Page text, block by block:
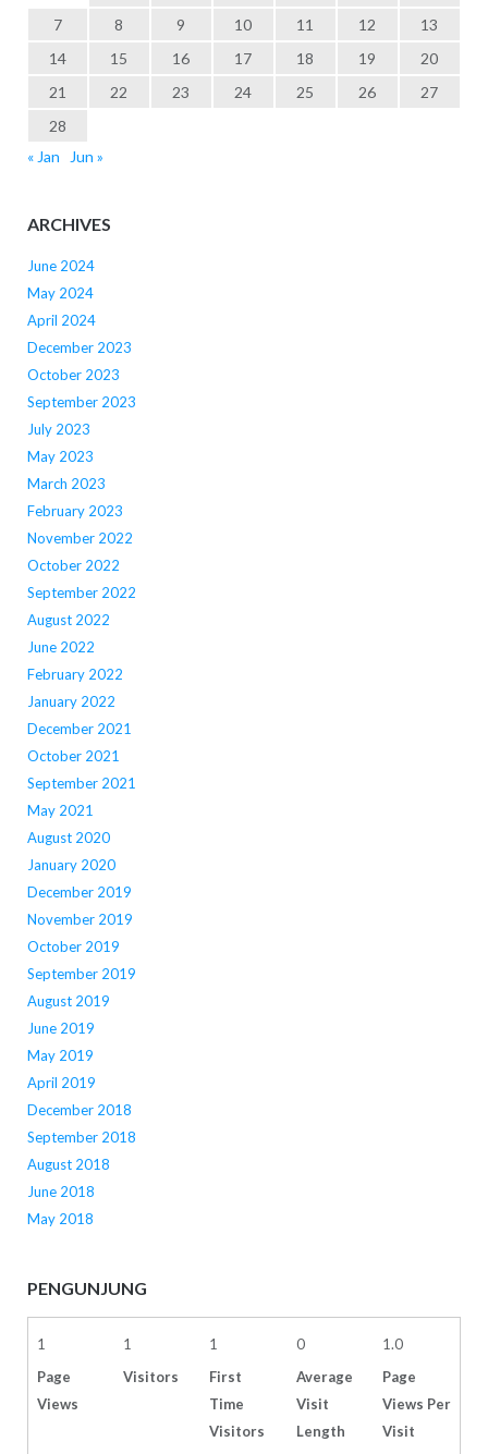
7 8 9 10 11 12
13
14
15 16 17 18 19
20
21
22 23 24 25 26
27
28
« Jan
Jun »
ARCHIVES
June 2024
May 2024
April 2024
December 2023
October 2023
September 2023
July 2023
May 2023
March 2023
February 2023
November 2022
October 2022
September 2022
August 2022
June 2022
February 2022
January 2022
December 2021
October 2021
September 2021
May 2021
August 2020
January 2020
December 2019
November 2019
October 2019
September 2019
August 2019
June 2019
May 2019
April 2019
December 2018
September 2018
August 2018
June 2018
May 2018
PENGUNJUNG
1
Page
Views
1
Visitors
1
First
Time
Visitors
0
Average
Visit
Length
1.0
Page
Views Per
Visit